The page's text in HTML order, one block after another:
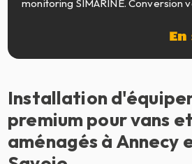
monitoring SIMARINE. Conversion
Installation
premium pour vans
aménagés à Annecy